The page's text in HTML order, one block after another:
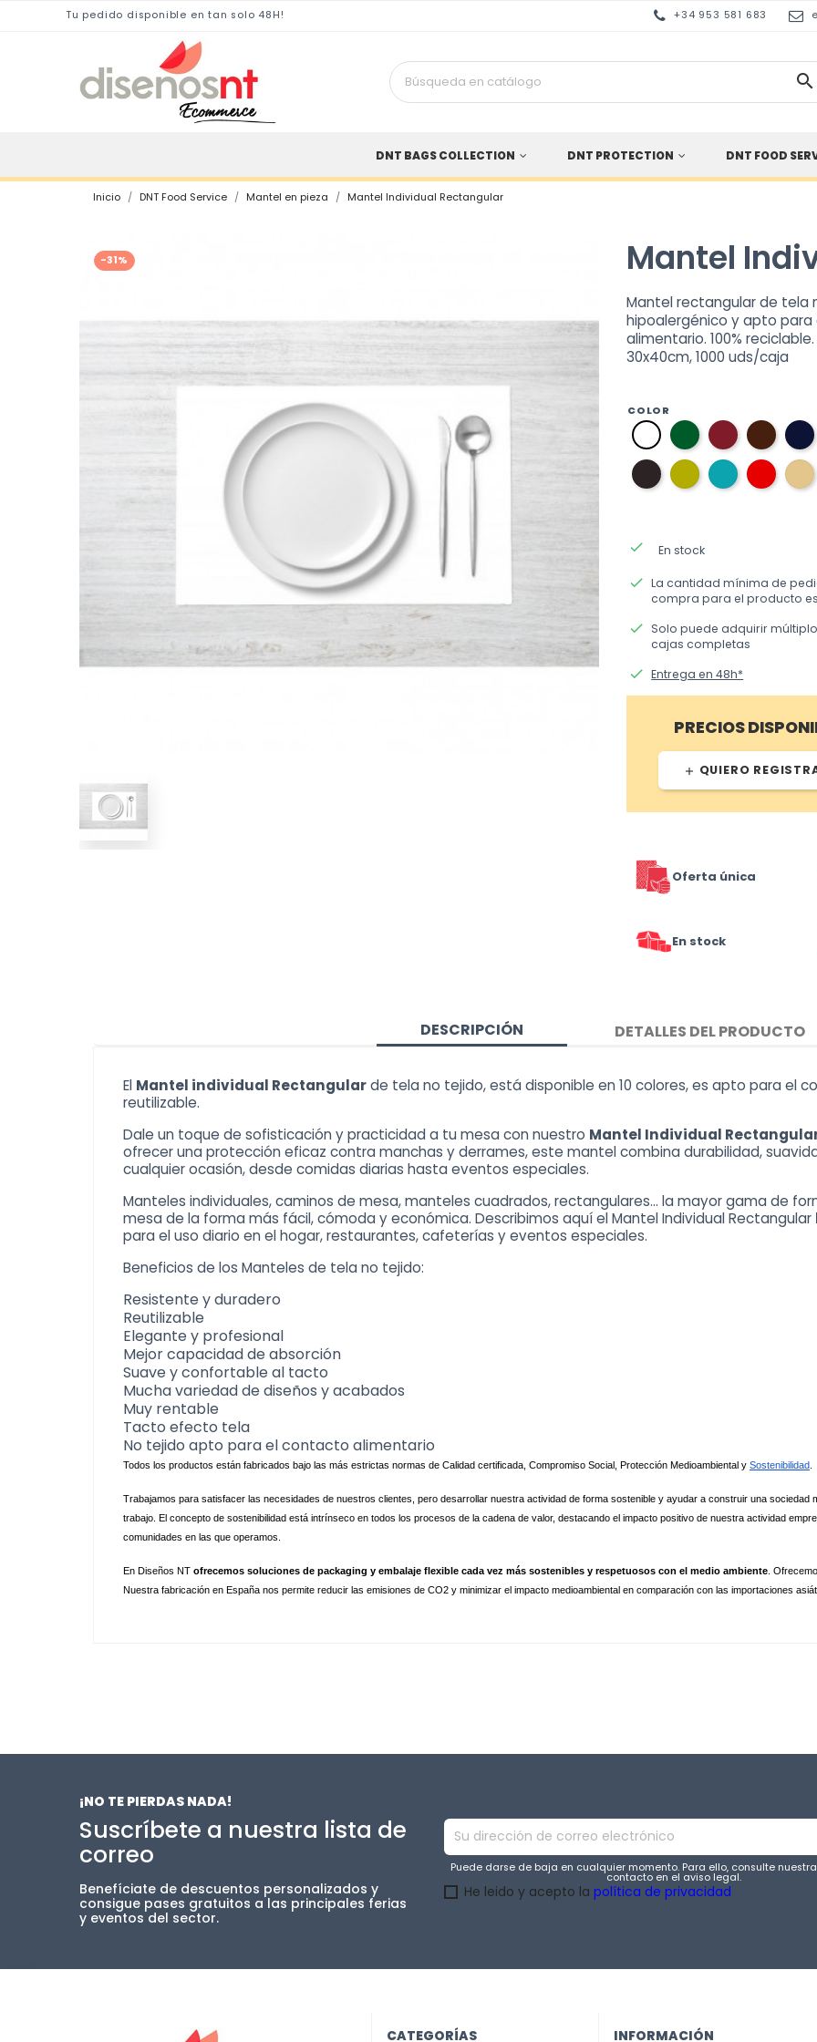
Tu pedido disponible en tan solo 48H! +34 953 581 683

DNT BAGS COLLECTION DNT PROTECTION DNT FOOD
Inicio DNT Food Service Mantel en pieza Mantel Individual Rectangular
-31% Mantel
Mantel rectangular de tela
hipoalergénico y apto
alimentario. 100%
30x40cm, 1000 uds/caja
COLOR
01
blanco
06
verde
ingles
10
burdeos
03
marron
11
gris
oscuro
37
verde
pistacho
36
azul
aguamarina
09
rojo
done En stock
done La cantidad mínima de
compra para el producto
done Solo puede adquirir
cajas completas
done Entrega en 48h*
PRECIOS
add QUIERO
Oferta única
En stock
DESCRIPCIÓN DETALLES DEL PRODUCTO
El Mantel individual Rectangularde tela no tejido, está disponible en 10 colores, es apto para el
reutilizable.
Dale un toque de sofisticación y practicidad a tu mesa con nuestro Mantel Individual
ofrecer una protección eficaz contra manchas y derrames, este mantel combina durabilidad,
cualquier ocasión, desde comidas diarias hasta eventos especiales.
Manteles individuales, caminos de mesa, manteles cuadrados, rectangulares… la mayor gama de
mesa de la forma más fácil, cómoda y económica. Describimos aquí el Mantel Individual Rectangular
para el uso diario en el hogar, restaurantes, cafeterías y eventos especiales.
Beneficios de los Manteles de tela no tejido:
Resistente y duradero
Reutilizable
Elegante y profesional
Mejor capacidad de absorción
Suave y confortable al tacto
Mucha variedad de diseños y acabados
Muy rentable
Tacto efecto tela
No tejido apto para el contacto alimentario
Todos los productos están fabricados bajo las más estrictas normas de Calidad certificada, Compromiso Social, Protección Medioambiental y Sostenibilidad
Trabajamos para satisfacer las necesidades de nuestros clientes, pero desarrollar nuestra actividad de forma sostenible y ayudar a construir una
trabajo. El concepto de sostenibilidad está intrínseco en todos los procesos de la cadena de valor, destacando el impacto positivo de nuestra actividad
comunidades en las que operamos.
En Diseños NT ofrecemos soluciones de packaging y embalaje flexible cada vez más sostenibles y respetuosos con el medio ambiente .
Nuestra fabricación en España nos permite reducir las emisiones de CO2 y minimizar el impacto medioambiental en comparación con las importaciones
¡NO TE PIERDAS NADA!
Suscríbete a nuestra lista de
correo
Benefíciate de descuentos personalizados y
consigue pases gratuitos a las principales ferias
y eventos del sector.
Puede darse de baja en cualquier momento. Para ello, consulte
contacto en el aviso legal.
He leido y acepto la política de privacidad
CATEGORÍAS INFORMACIÓN